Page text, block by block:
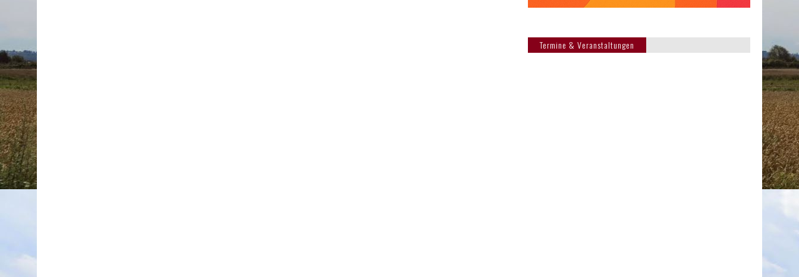
Termine & Veranstaltungen